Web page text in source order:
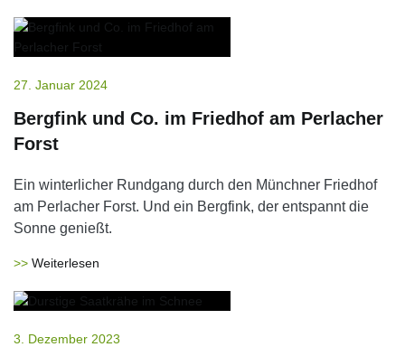
27. Januar 2024
Bergfink und Co. im Friedhof am Perlacher
Forst
Ein winterlicher Rundgang durch den Münchner Friedhof
am Perlacher Forst. Und ein Bergfink, der entspannt die
Sonne genießt.
Weiterlesen
3. Dezember 2023